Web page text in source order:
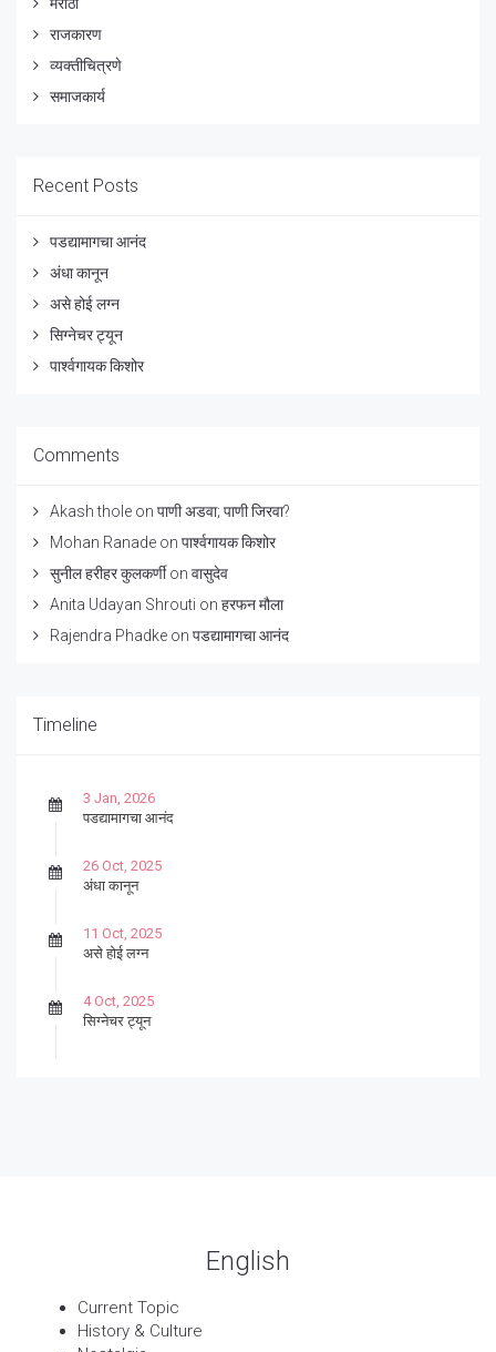
मराठी
राजकारण
व्यक्तीचित्रणे
समाजकार्य
Recent Posts
पडद्यामागचा आनंद
अंधा कानून
असे होई लग्न
सिग्नेचर ट्यून
पार्श्वगायक किशोर
Comments
Akash thole on पाणी अडवा; पाणी जिरवा?
Mohan Ranade on पार्श्वगायक किशोर
सुनील हरीहर कुलकर्णीon वासुदेव
Anita Udayan Shrouti on हरफन मौला
Rajendra Phadke on पडद्यामागचा आनंद
Timeline
3 Jan, 2026
पडद्यामागचा आनंद
26 Oct, 2025
अंधा कानून
11 Oct, 2025
असे होई लग्न
4 Oct, 2025
सिग्नेचर ट्यून
English
Current Topic
History & Culture